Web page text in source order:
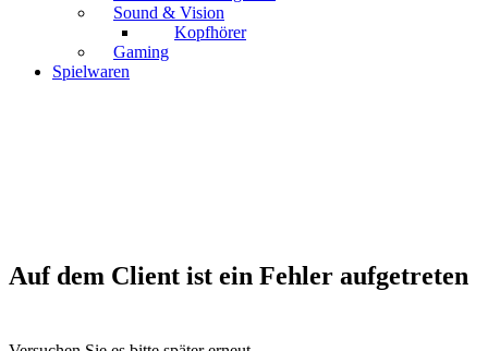
Sound & Vision
Kopfhörer
Gaming
Spielwaren
Auf dem Client ist ein Fehler aufgetreten